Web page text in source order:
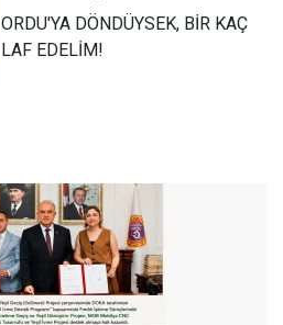
ORDU'YA DÖNDÜYSEK, BİR KAÇ
LAF EDELİM!